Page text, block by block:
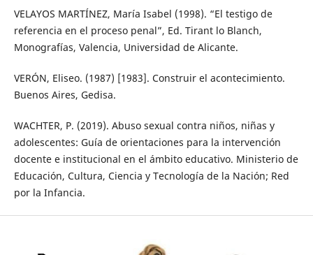
VELAYOS MARTÍNEZ, María Isabel (1998). “El testigo de
referencia en el proceso penal”, Ed. Tirant lo Blanch,
Monografías, Valencia, Universidad de Alicante.
VERÓN, Eliseo. (1987) [1983]. Construir el acontecimiento.
Buenos Aires, Gedisa.
WACHTER, P. (2019). Abuso sexual contra niños, niñas y
adolescentes: Guía de orientaciones para la intervención
docente e institucional en el ámbito educativo. Ministerio de
Educación, Cultura, Ciencia y Tecnología de la Nación; Red
por la Infancia.